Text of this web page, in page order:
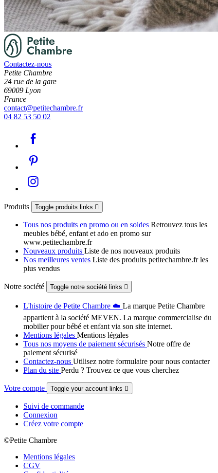
Contactez-nous
Petite Chambre
24 rue de la gare
69009 Lyon
France
contact@petitechambre.fr
04 82 53 50 02
Produits Toggle produits links 
Tous nos produits en promo ou en soldes Retrouvez tous les
meubles bébé, enfant et ado en promo sur
www.petitechambre.fr
Nouveaux produits Liste de nos nouveaux produits
Nos meilleures ventes Liste des produits petitechambre.fr les
plus vendus
Notre société Toggle notre société links 
L'histoire de Petite Chambre ☁️ La marque Petite Chambre
appartient à la société MEVEN. La marque commercialise du
mobilier pour bébé et enfant via son site internet.
Mentions légales Mentions légales
Tous nos moyens de paiement sécurisés Notre offre de
paiement sécurisé
Contactez-nous Utilisez notre formulaire pour nous contacter
Plan du site Perdu ? Trouvez ce que vous cherchez
Votre compte Toggle your account links 
Suivi de commande
Connexion
Créez votre compte
©Petite Chambre
Mentions légales
CGV